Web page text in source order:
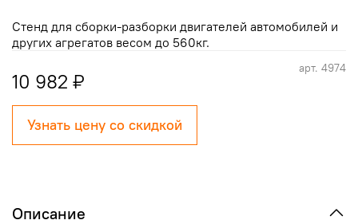
арт. 4974
10 982 ₽
Узнать цену со скидкой
Стенд для сборки-разборки двигателей автомобилей и
других агрегатов весом до 560кг.
Описание